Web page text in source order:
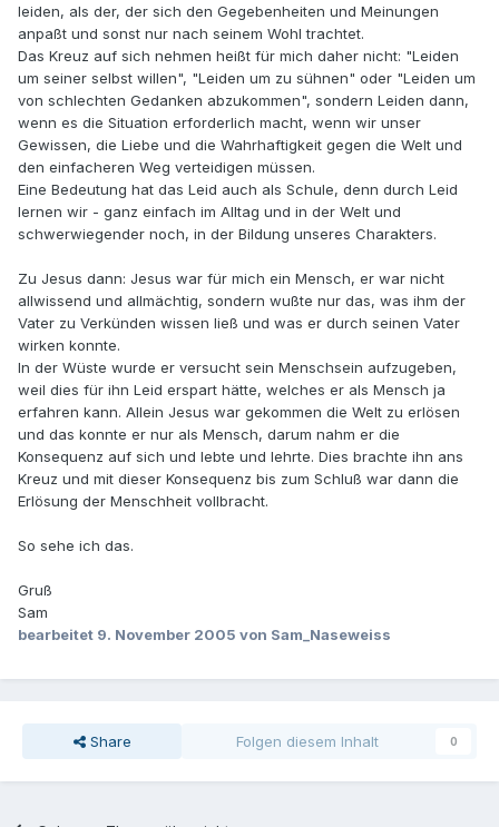
leiden, als der, der sich den Gegebenheiten und Meinungen
anpaßt und sonst nur nach seinem Wohl trachtet.
Das Kreuz auf sich nehmen heißt für mich daher nicht: "Leiden
um seiner selbst willen", "Leiden um zu sühnen" oder "Leiden um
von schlechten Gedanken abzukommen", sondern Leiden dann,
wenn es die Situation erforderlich macht, wenn wir unser
Gewissen, die Liebe und die Wahrhaftigkeit gegen die Welt und
den einfacheren Weg verteidigen müssen.
Eine Bedeutung hat das Leid auch als Schule, denn durch Leid
lernen wir - ganz einfach im Alltag und in der Welt und
schwerwiegender noch, in der Bildung unseres Charakters.
Zu Jesus dann: Jesus war für mich ein Mensch, er war nicht
allwissend und allmächtig, sondern wußte nur das, was ihm der
Vater zu Verkünden wissen ließ und was er durch seinen Vater
wirken konnte.
In der Wüste wurde er versucht sein Menschsein aufzugeben,
weil dies für ihn Leid erspart hätte, welches er als Mensch ja
erfahren kann. Allein Jesus war gekommen die Welt zu erlösen
und das konnte er nur als Mensch, darum nahm er die
Konsequenz auf sich und lebte und lehrte. Dies brachte ihn ans
Kreuz und mit dieser Konsequenz bis zum Schluß war dann die
Erlösung der Menschheit vollbracht.
So sehe ich das.
Gruß
Sam
bearbeitet 9. November 2005 von Sam_Naseweiss
Share Folgen diesem Inhalt 0